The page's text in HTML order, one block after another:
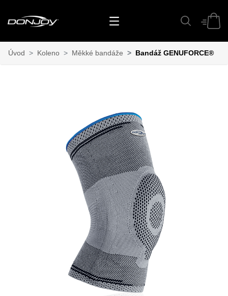
Úvod Koleno Měkké bandáže Bandáž GENUFORCE®